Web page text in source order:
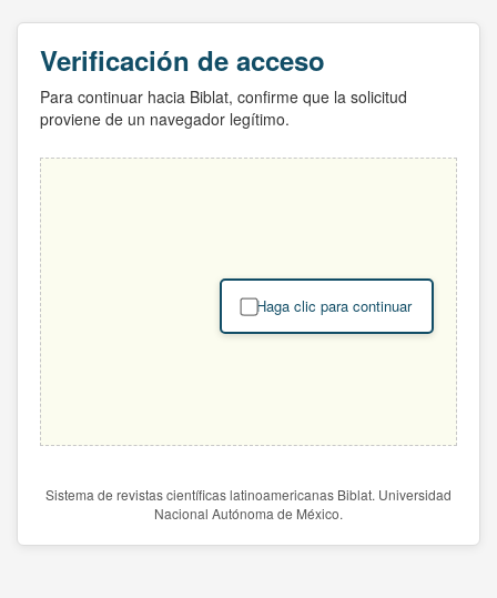
Verificación de acceso
Para continuar hacia Biblat, confirme que la solicitud
proviene de un navegador legítimo.
Haga clic para continuar
Sistema de revistas científicas latinoamericanas Biblat. Universidad
Nacional Autónoma de México.